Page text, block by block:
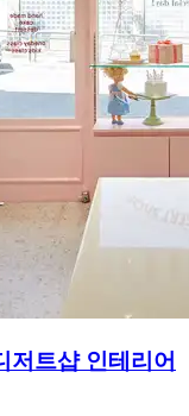
저트샵 인테리어